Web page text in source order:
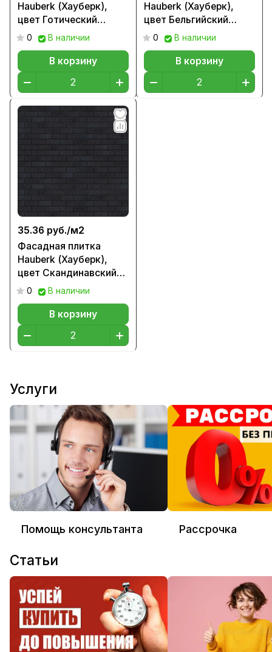
Hauberk (Хауберк),
цвет Готический
кирпич
0 В наличии
В корзину
Hauberk (Хауберк),
цвет Бельгийский
кирпич
0 В наличии
В корзину
35.36 руб./м2
Фасадная плитка
Hauberk (Хауберк),
цвет Скандинавский
кирпич
0 В наличии
В корзину
Услуги
Помощь консультанта Рассрочка
Статьи